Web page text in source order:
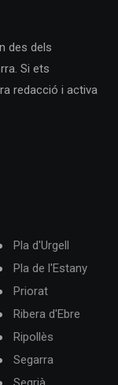
des dels
Si ets
redacció i activa
Pla d'Urgell
Pla de l'Estany
Priorat
Ribera d'Ebre
Ripollès
Segarra